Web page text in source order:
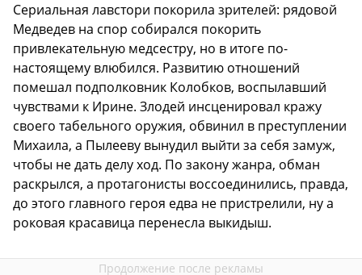
Сериальная лавстори покорила зрителей: рядовой
Медведев на спор собирался покорить
привлекательную медсестру, но в итоге по-
настоящему влюбился. Развитию отношений
помешал подполковник Колобков, воспылавший
чувствами к Ирине. Злодей инсценировал кражу
своего табельного оружия, обвинил в преступлении
Михаила, а Пылееву вынудил выйти за себя замуж,
чтобы не дать делу ход. По закону жанра, обман
раскрылся, а протагонисты воссоединились, правда,
до этого главного героя едва не пристрелили, ну а
роковая красавица перенесла выкидыш.